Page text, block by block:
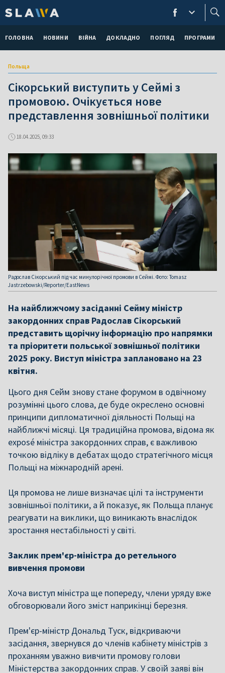
ГОЛОВНА НОВИНИ ВІЙНА ДОКЛАДНО ПОГЛЯД ПРОГРАМИ
Польща
Сікорський виступить у Сеймі з
промовою. Очікується нове
представлення зовнішньої політики
18.04.2025, 09:33
Радослав Сікорський під час минулорічної промови в Сеймі. Фото: Tomasz
Jastrzebowski/Reporter/EastNews
На найближчому засіданні Сейму міністр
закордонних справ Радослав Сікорський
представить щорічну інформацію про напрямки
та пріоритети польської зовнішньої політики
2025 року. Виступ міністра заплановано на 23
квітня.
Цього дня Сейм знову стане форумом в одвічному
розумінні цього слова, де буде окреслено основні
принципи дипломатичної діяльності Польщі на
найближчі місяці. Ця традиційна промова, відома як
exposé міністра закордонних справ, є важливою
точкою відліку в дебатах щодо стратегічного місця
Польщі на міжнародній арені.
Ця промова не лише визначає цілі та інструменти
зовнішньої політики, а й показує, як Польща планує
реагувати на виклики, що виникають внаслідок
зростання нестабільності у світі.
Заклик прем'єр-міністра до ретельного
вивчення промови
Хоча виступ міністра ще попереду, члени уряду вже
обговорювали його зміст наприкінці березня.
Прем'єр-міністр Дональд Туск, відкриваючи
засідання, звернувся до членів кабінету міністрів з
проханням уважно вивчити промову голови
Міністерства закордонних справ. У своїй заяві він